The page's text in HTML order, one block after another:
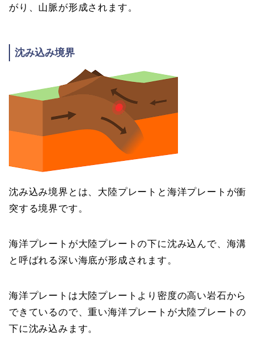
がり、山脈が形成されます。
沈み込み境界
沈み込み境界とは、大陸プレートと海洋プレートが衝
突する境界です。
海洋プレートが大陸プレートの下に沈み込んで、海溝
と呼ばれる深い海底が形成されます。
海洋プレートは大陸プレートより密度の高い岩石から
できているので、重い海洋プレートが大陸プレートの
下に沈み込みます。